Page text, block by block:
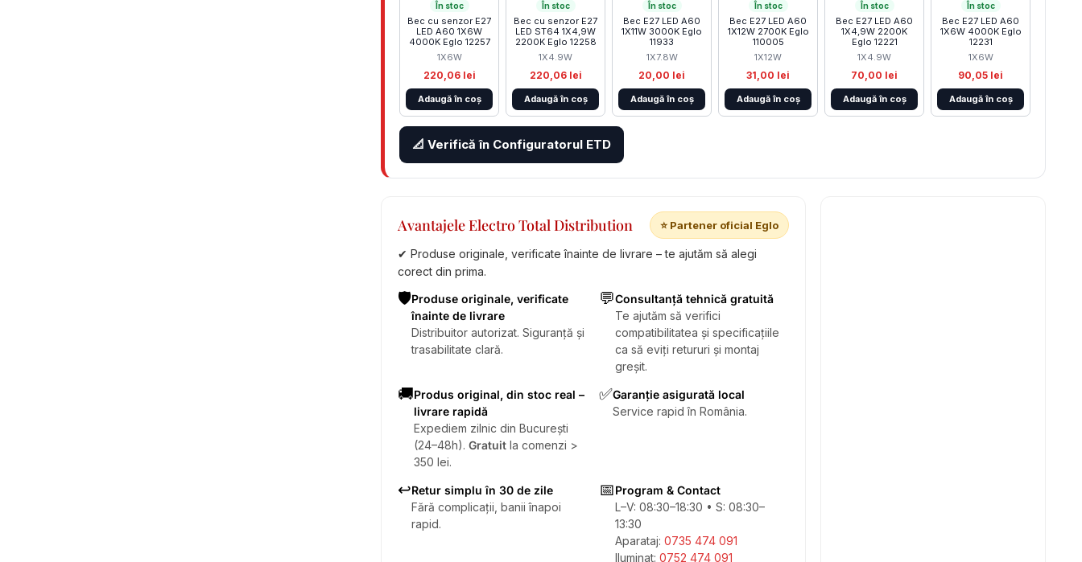
În stoc
Bec cu senzor E27
LED A60 1X6W
4000K Eglo 12257
1X6W
220,06 lei
Adaugă în coș
În stoc
Bec cu senzor E27
LED ST64 1X4,9W
2200K Eglo 12258
1X4.9W
220,06 lei
Adaugă în coș
În stoc
Bec E27 LED A60
1X11W 3000K Eglo
11933
1X7.8W
20,00 lei
Adaugă în coș
În stoc
Bec E27 LED A60
1X12W 2700K Eglo
110005
1X12W
31,00 lei
Adaugă în coș
În stoc
Bec E27 LED A60
1X4,9W 2200K
Eglo 12221
1X4.9W
70,00 lei
Adaugă în coș
În stoc
Bec E27 LED A60
1X6W 4000K Eglo
12231
1X6W
90,05 lei
Adaugă în coș
📐 Verifică în Configuratorul ETD
Avantajele Electro Total Distribution ⭐ Partener oficial Eglo
✔ Produse originale, verificate înainte de livrare – te ajutăm să alegi
corect din prima.
🛡️Produse originale, verificate
înainte de livrare
Distribuitor autorizat. Siguranță și
trasabilitate clară.
💬Consultanță tehnică gratuită
Te ajutăm să verifici
compatibilitatea și specificațiile
ca să eviți retururi și montaj
greșit.
🚚Produs original, din stoc real –
livrare rapidă
Expediem zilnic din București
(24–48h). Gratuit la comenzi >
350 lei.
✅Garanție asigurată local
Service rapid în România.
↩️Retur simplu în 30 de zile
Fără complicații, banii înapoi
rapid.
📅Program & Contact
L–V: 08:30–18:30 • S: 08:30–
13:30
Aparataj: 0735 474 091
Iluminat: 0752 474 091